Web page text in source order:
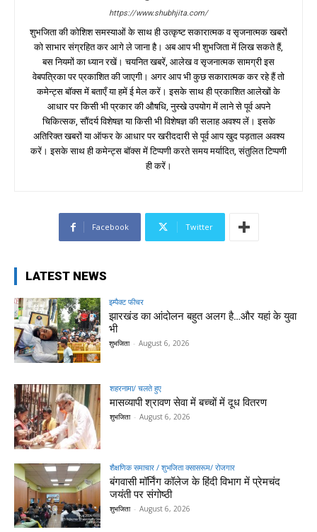
https://www.shubhjita.com/
शुभजिता की कोशिश समस्याओं के साथ ही उत्कृष्ट सकारात्मक व सृजनात्मक खबरों
को साभार संग्रहित कर आगे ले जाना है। अब आप भी शुभजिता में लिख सकते हैं,
बस नियमों का ध्यान रखें। चयनित खबरें, आलेख व सृजनात्मक सामग्री इस
वेबपत्रिका पर प्रकाशित की जाएगी। अगर आप भी कुछ सकारात्मक कर रहे हैं तो
कमेन्ट्स बॉक्स में बताएँ या हमें ई मेल करें। इसके साथ ही प्रकाशित आलेखों के
आधार पर किसी भी प्रकार की औषधि, नुस्खे उपयोग में लाने से पूर्व अपने
चिकित्सक, सौंदर्य विशेषज्ञ या किसी भी विशेषज्ञ की सलाह अवश्य लें। इसके
अतिरिक्त खबरों या ऑफर के आधार पर खरीददारी से पूर्व आप खुद पड़ताल अवश्य
करें। इसके साथ ही कमेन्ट्स बॉक्स में टिप्पणी करते समय मर्यादित, संतुलित टिप्पणी
ही करें।
Facebook Twitter
LATEST NEWS
इम्पैक्ट फीचर
झारखंड का आंदोलन बहुत अलग है…और यहां के युवा
भी
शुभजिता - August 6, 2026
शहरनामा/ चलते हुए
मासव्यापी श्रावण सेवा में बच्चों में दूध वितरण
शुभजिता - August 6, 2026
शैक्षणिक समाचार / शुभजिता क्सासरूम/ रोजगार
बंगवासी मॉर्निंग कॉलेज के हिंदी विभाग में प्रेमचंद
जयंती पर संगोष्ठी
शुभजिता - August 6, 2026